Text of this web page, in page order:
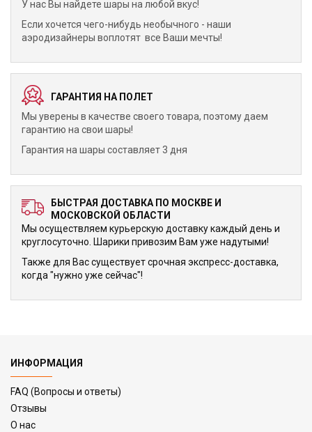
У нас Вы найдете шары на любой вкус!
Если хочется чего-нибудь необычного - наши
аэродизайнеры воплотят все Ваши мечты!
ГАРАНТИЯ НА ПОЛЕТ
Мы уверены в качестве своего товара, поэтому даем
гарантию на свои шары!
Гарантия на шары составляет 3 дня
БЫСТРАЯ ДОСТАВКА ПО МОСКВЕ И
МОСКОВСКОЙ ОБЛАСТИ
Мы осуществляем курьерскую доставку каждый день и
круглосуточно. Шарики привозим Вам уже надутыми!
Также для Вас существует срочная экспресс-доставка,
когда "нужно уже сейчас"!
ИНФОРМАЦИЯ
FAQ (Вопросы и ответы)
Отзывы
О нас